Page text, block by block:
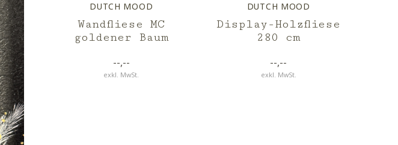
DUTCH MOOD
Wandfliese MC
goldener Baum
--,--
exkl. MwSt.
DUTCH MOOD
Display-Holzfliese
280 cm
--,--
exkl. MwSt.